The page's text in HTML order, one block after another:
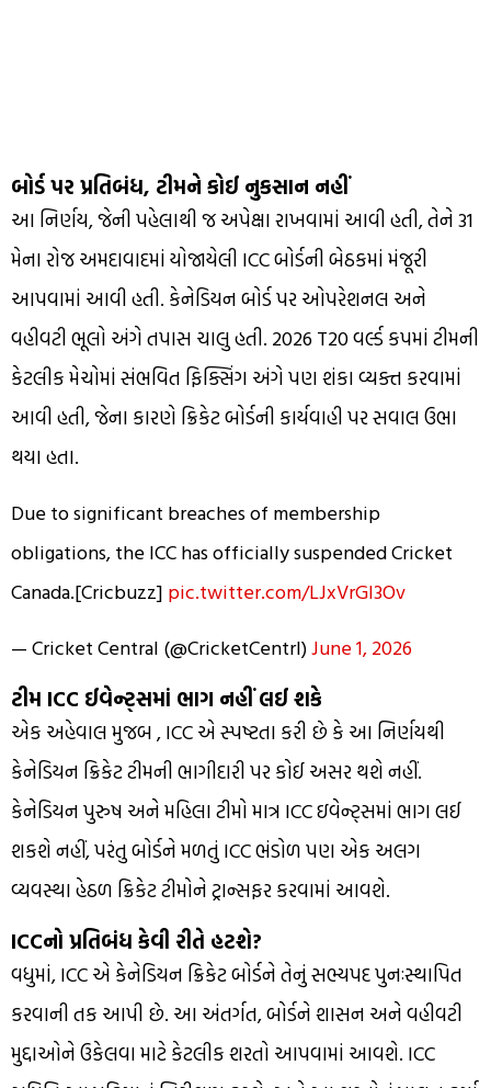
બોર્ડ પર પ્રતિબંધ, ટીમને કોઈ નુકસાન નહીં
આ નિર્ણય, જેની પહેલાથી જ અપેક્ષા રાખવામાં આવી હતી, તેને 31
મેના રોજ અમદાવાદમાં યોજાયેલી ICC બોર્ડની બેઠકમાં મંજૂરી
આપવામાં આવી હતી. કેનેડિયન બોર્ડ પર ઓપરેશનલ અને
વહીવટી ભૂલો અંગે તપાસ ચાલુ હતી. 2026 T20 વર્લ્ડ કપમાં ટીમની
કેટલીક મેચોમાં સંભવિત ફિક્સિંગ અંગે પણ શંકા વ્યક્ત કરવામાં
આવી હતી, જેના કારણે ક્રિકેટ બોર્ડની કાર્યવાહી પર સવાલ ઉભા
થયા હતા.
Due to significant breaches of membership
obligations, the ICC has officially suspended Cricket
Canada.[Cricbuzz] pic.twitter.com/LJxVrGI3Ov
— Cricket Central (@CricketCentrl)June 1, 2026
ટીમ ICC ઈવેન્ટ્સમાં ભાગ નહીં લઈ શકે
એક અહેવાલ મુજબ , ICC એ સ્પષ્ટતા કરી છે કે આ નિર્ણયથી
કેનેડિયન ક્રિકેટ ટીમની ભાગીદારી પર કોઈ અસર થશે નહીં.
કેનેડિયન પુરુષ અને મહિલા ટીમો માત્ર ICC ઇવેન્ટ્સમાં ભાગ લઈ
શકશે નહીં, પરંતુ બોર્ડને મળતું ICC ભંડોળ પણ એક અલગ
વ્યવસ્થા હેઠળ ક્રિકેટ ટીમોને ટ્રાન્સફર કરવામાં આવશે.
ICCનો પ્રતિબંધ કેવી રીતે હટશે?
વધુમાં, ICC એ કેનેડિયન ક્રિકેટ બોર્ડને તેનું સભ્યપદ પુનઃસ્થાપિત
કરવાની તક આપી છે. આ અંતર્ગત, બોર્ડને શાસન અને વહીવટી
મુદ્દાઓને ઉકેલવા માટે કેટલીક શરતો આપવામાં આવશે. ICC